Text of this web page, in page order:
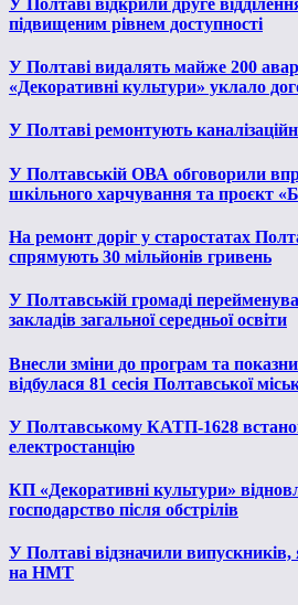
У Полтаві відкрили друге
підвищеним рівнем доступності
У Полтаві видалять майже 200
«Декоративні культури» уклало
У Полтаві ремонтують
У Полтавській ОВА обговорили
шкільного харчування та проєкт
На ремонт доріг у старостатах
спрямують 30 мільйонів гривень
У Полтавській громаді
закладів загальної середньої освіти
Внесли зміни до програм та
відбулася 81 сесія Полтавської
У Полтавському КАТП-1628
електростанцію
КП «Декоративні культури»
господарство після обстрілів
У Полтаві відзначили випускників,
на НМТ